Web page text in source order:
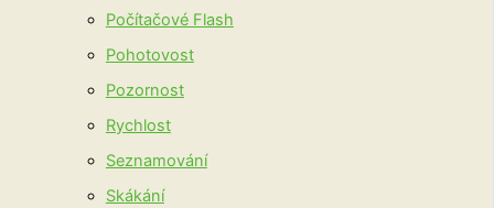
Počítačové Flash
Pohotovost
Pozornost
Rychlost
Seznamování
Skákání